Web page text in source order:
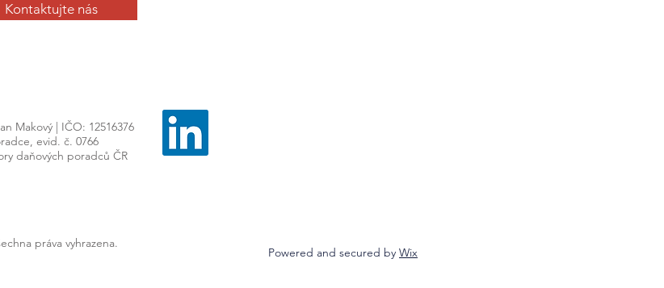
Kontaktujte nás
Makový | IČO: 12516376
evid. č. 0766
daňových poradců ČR
práva vyhrazena.
Powered and secured by Wix